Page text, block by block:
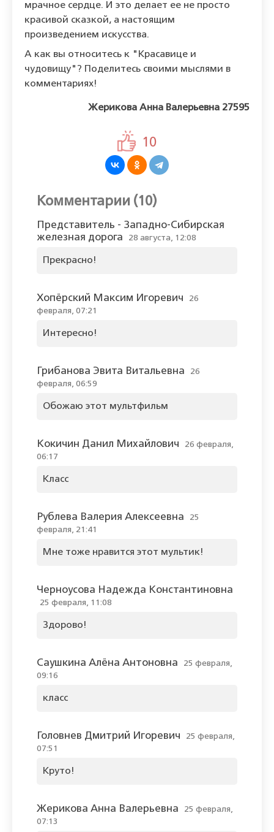
мрачное сердце. И это делает ее не просто
красивой сказкой, а настоящим
произведением искусства.
А как вы относитесь к "Красавице и
чудовищу"? Поделитесь своими мыслями в
комментариях!
Жерикова Анна Валерьевна 27595
10
Комментарии (10)
Представитель - Западно-Сибирская
железная дорога
28 августа, 12:08
Прекрасно!
Хопёрский Максим Игоревич
26
февраля, 07:21
Интересно!
Грибанова Эвита Витальевна
26
февраля, 06:59
Обожаю этот мультфильм
Кокичин Данил Михайлович
26 февраля,
06:17
Класс
Рублева Валерия Алексеевна
25
февраля, 21:41
Мне тоже нравится этот мультик!
Черноусова Надежда Константиновна
25 февраля, 11:08
Здорово!
Саушкина Алёна Антоновна
25 февраля,
09:16
класс
Головнев Дмитрий Игоревич
25 февраля,
07:51
Круто!
Жерикова Анна Валерьевна
25 февраля,
07:13